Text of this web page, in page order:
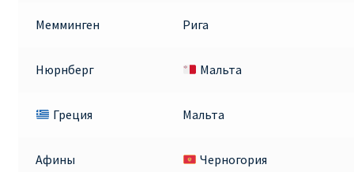
Мемминген Рига
Нюрнберг Мальта
Греция Мальта
Афины Черногория